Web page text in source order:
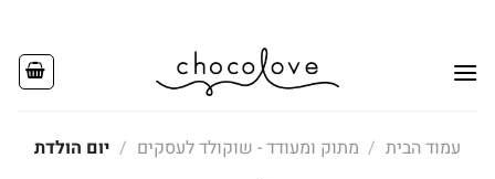
content
עמוד הבית / מתוק ומעודד - שוקולד לעסקים / יום הולדת